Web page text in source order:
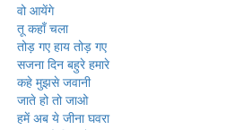
वो आयेंगे
तू कहाँ चला
तोड़ गए हाय तोड़ गए
सजना दिन बहुरे हमारे
कहे मुझसे जवानी
जाते हो तो जाओ
हमें अब ये जीना घवरा